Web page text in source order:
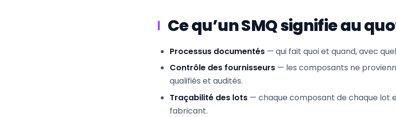
Ce qu’un SMQ signifie au
Processus documentés — qui fait quoi et quand, avec
Contrôle des fournisseurs — les composants ne
qualifiés et audités.
Traçabilité des lots — chaque composant de chaque lot
fabricant.